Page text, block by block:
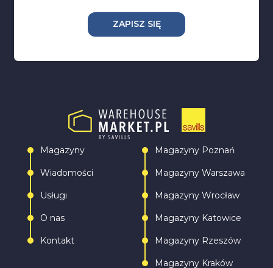
ZAPISZ SIĘ
Magazyny
Wiadomości
Usługi
O nas
Kontakt
Magazyny Poznań
Magazyny Warszawa
Magazyny Wrocław
Magazyny Katowice
Magazyny Rzeszów
Magazyny Kraków